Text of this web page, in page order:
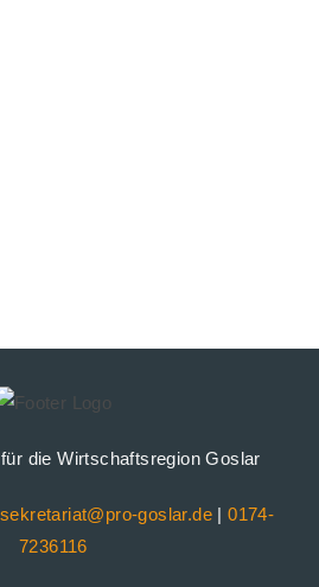
die Wirtschaftsregion Goslar
sekretariat@pro-goslar.de|0174-
7236116